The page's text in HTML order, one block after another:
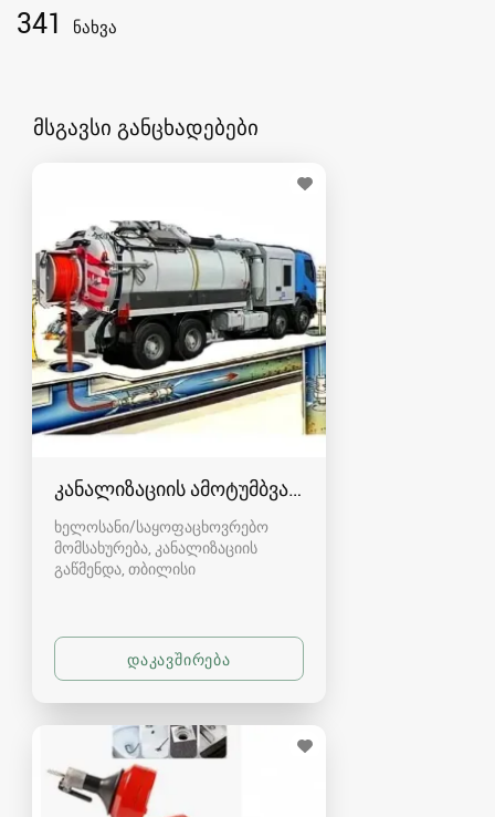
341 ნახვა
მსგავსი განცხადებები
კანალიზაციის ამოტუმბვა, გაწმენდა
ხელოსანი/საყოფაცხოვრებო
მომსახურება, კანალიზაციის
გაწმენდა თბილისი